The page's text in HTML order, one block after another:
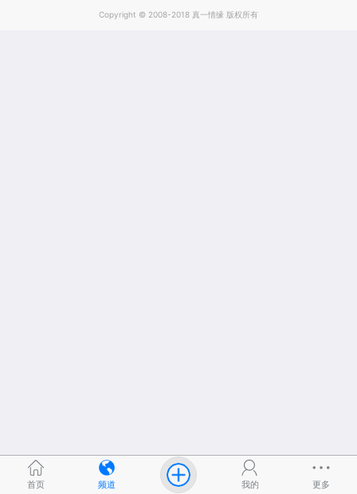
Copyright © 2008-2018 真一情缘 版权所有
首页 频道 我的 更多